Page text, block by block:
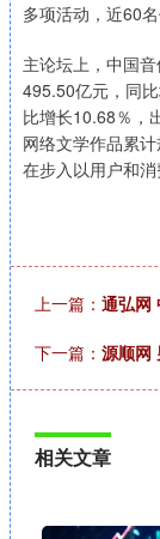
多项活动，近60
主论坛上，中国
495.50亿元，同
比增长10.68％，
网络文学作品累
在步入以用户和消
上一篇： 通弘网
下一篇： 源顺网
相关文章